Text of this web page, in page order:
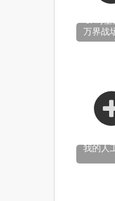
OP时
万界战
我的人